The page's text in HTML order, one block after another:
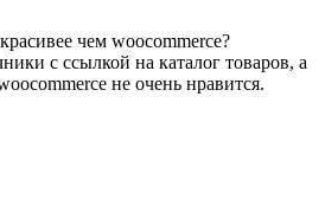
чем woocommerce?
с ссылкой на каталог товаров, а
не очень нравится.